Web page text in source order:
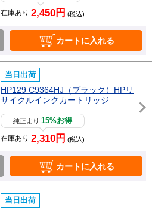
在庫あり 2,450円 (税込)
カートに入れる
当日出荷
HP129 C9364HJ（ブラック）HPリ
サイクルインクカートリッジ
純正より15%お得
在庫あり 2,310円 (税込)
カートに入れる
当日出荷